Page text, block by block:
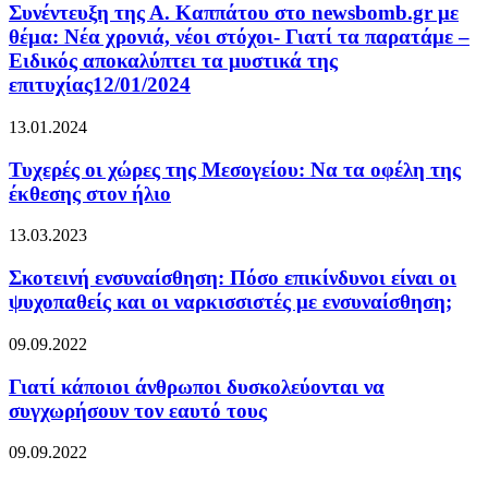
Συνέντευξη της Α. Καππάτου στο newsbomb.gr με
θέμα: Νέα χρονιά, νέοι στόχοι- Γιατί τα παρατάμε –
Ειδικός αποκαλύπτει τα μυστικά της
επιτυχίας12/01/2024
13.01.2024
Τυχερές οι χώρες της Μεσογείου: Να τα οφέλη της
έκθεσης στον ήλιο
13.03.2023
Σκοτεινή ενσυναίσθηση: Πόσο επικίνδυνοι είναι οι
ψυχοπαθείς και οι ναρκισσιστές με ενσυναίσθηση;
09.09.2022
Γιατί κάποιοι άνθρωποι δυσκολεύονται να
συγχωρήσουν τον εαυτό τους
09.09.2022